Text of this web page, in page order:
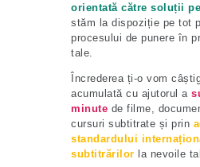
orientată către soluții
stăm la dispoziție pe tot
procesului de punere în
tale.
Încrederea ți-o vom
acumulată cu ajutorul a
minute de filme,
cursuri subtitrate și prin
standardului
subtitrărilor la nevoile